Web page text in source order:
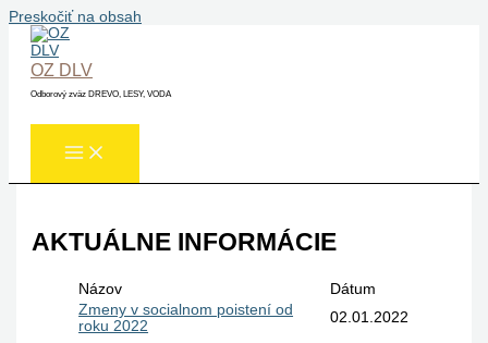
Preskočiť na obsah
OZ DLV
Odborový zväz DREVO, LESY, VODA
AKTUÁLNE INFORMÁCIE
Názov
Dátum
Zmeny v socialnom poistení od
roku 2022
02.01.2022